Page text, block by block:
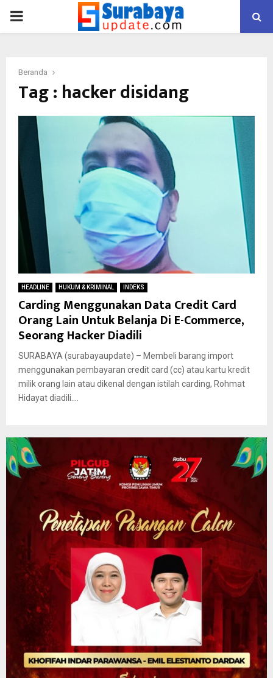
PRIMARY
Beranda
Tag : hacker disidang
HEADLINE HUKUM & KRIMINAL INDEKS
Carding Menggunakan Data Credit Card
Orang Lain Untuk Belanja Di E-Commerce,
Seorang Hacker Diadili
SURABAYA (surabayaupdate) – Membeli barang import
menggunakan pembayaran credit card (cc) atau kartu kredit
milik orang lain atau dikenal dengan istilah carding, Rohmat
Hidayat diadili....